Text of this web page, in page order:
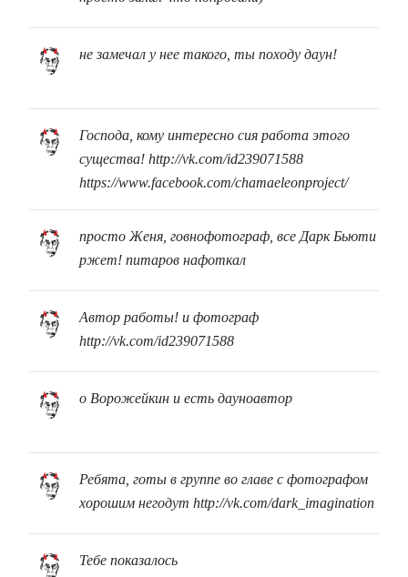
не замечал у нее такого, ты походу даун!
Господа, кому интересно сия работа этого
существа! http://vk.com/id239071588
https://www.facebook.com/chamaeleonproject/
просто Женя, говнофотограф, все Дарк Бьюти
ржет! питаров нафоткал
Автор работы! и фотограф
http://vk.com/id239071588
о Ворожейкин и есть дауноавтор
Ребята, готы в группе во главе с фотографом
хорошим негодут http://vk.com/dark_imagination
Тебе показалось